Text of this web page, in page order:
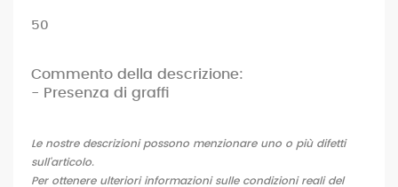
50
Commento della descrizione:
- Presenza di graffi
Le nostre descrizioni possono menzionare uno o più difetti
sull'articolo.
Per ottenere ulteriori informazioni sulle condizioni reali del